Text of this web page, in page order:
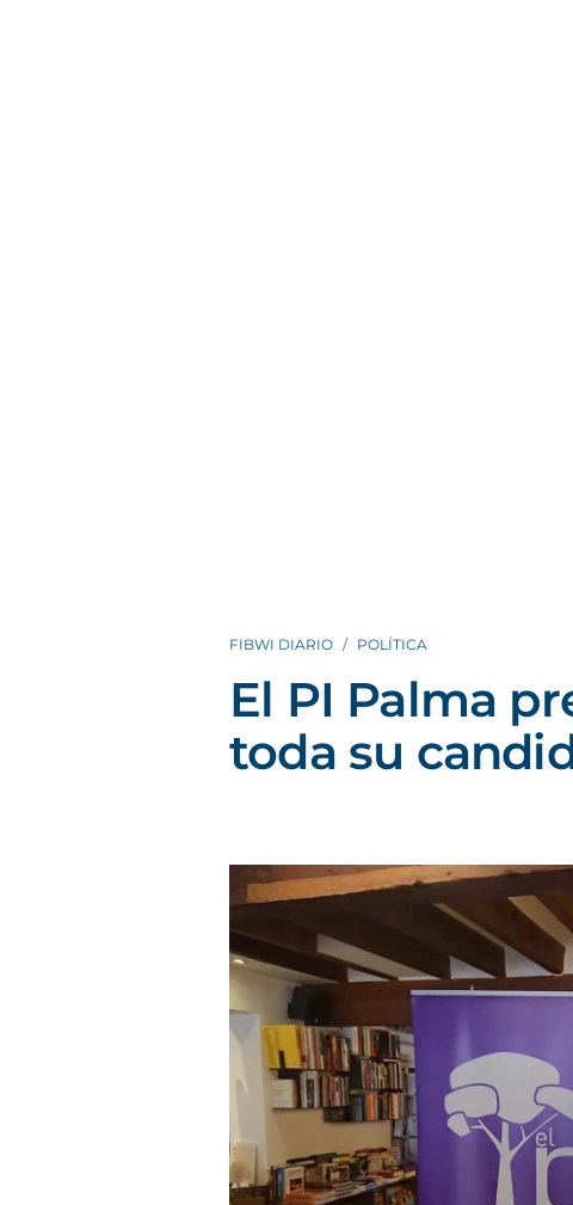
FIBWI DIARIO POLÍTICA
El PI Palma
toda su